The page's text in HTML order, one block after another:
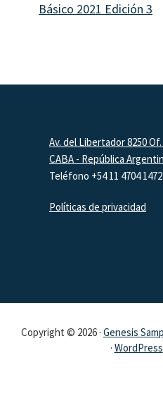
Básico 2021 Edición 3
FooterAv. del Libertador 8250
CABA - República
Teléfono +54 11 4704 1472
Políticas de privacidad
Copyright © 2026 · Genesis
· WordPress